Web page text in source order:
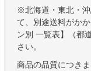
※北海道・東北・
て、別途送料がか
ン別 一覧表】（都
さい。
商品の品質につき